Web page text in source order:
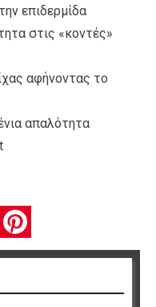
επιδερμίδα
στις «κοντές»
αφήνοντας το
απαλότητα
Twitter